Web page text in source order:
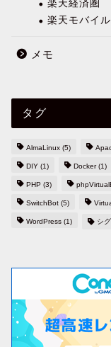
楽天経済圏
楽天モバイル
メモ
タグ
AlmaLinux(5)
DIY(1) Docker(1)
PHP (3)
SwitchBot(5)
WordPress(1) シ